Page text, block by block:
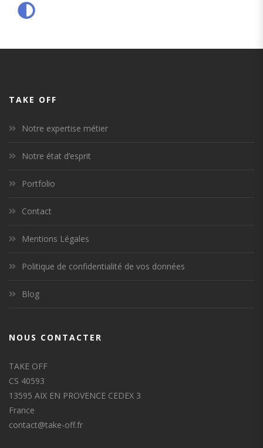
TAKE OFF
Notre expertise métier
Notre état d’esprit
Portfolio
Contact
Mentions Légales
Politique de confidentialité de vos données
Blog
NOUS CONTACTER
TAKE OFF
CS 40593
13595 AIX EN PROVENCE CEDEX 3
France
contact@take-off.fr